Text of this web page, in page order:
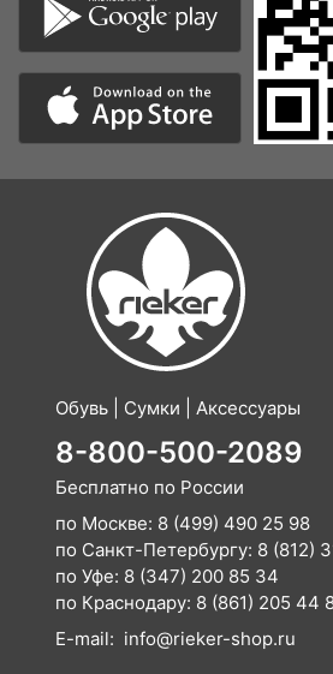
Обувь | Сумки | Аксессуары
8-800-500-2089
Бесплатно по России
по Москве: 8 (499) 490 25 98
по Санкт-Петербургу: 8 (812)
по Уфе: 8 (347) 200 85 34
по Краснодару: 8 (861) 205 44
E-mail: info@rieker-shop.ru